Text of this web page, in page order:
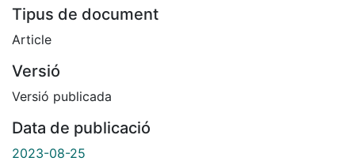
Tipus de document
Article
Versió
Versió publicada
Data de publicació
2023-08-25